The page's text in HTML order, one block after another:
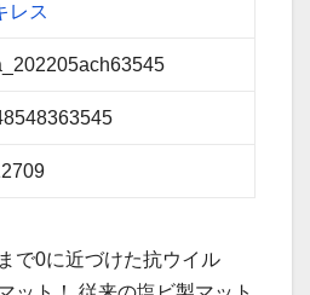
レス
で0に近づけた抗ウイル